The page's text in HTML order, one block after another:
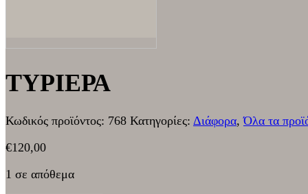
ΤΥΡΙΕΡΑ
Κωδικός προϊόντος: 768 Κατηγορίες: Διάφορα,Όλα τα
€120,00
1 σε απόθεμα